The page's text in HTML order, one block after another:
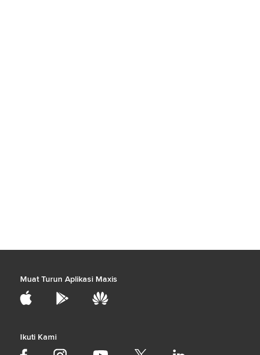
Muat Turun Aplikasi Maxis
Ikuti Kami